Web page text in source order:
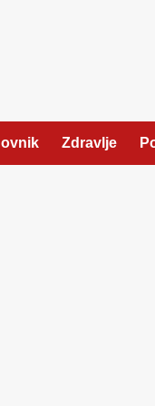
Zdravlje